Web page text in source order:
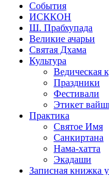
События
ИСККОН
Ш. Прабхупада
Великие ачарьи
Святая Дхама
Культура
Ведическая
Праздники
Фестивали
Этикет
Практика
Святое Имя
Санкиртана
Нама-хатта
Экадаши
Записная книжка